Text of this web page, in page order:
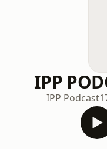
IPP
IPP Podcast